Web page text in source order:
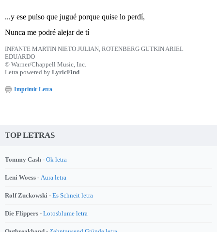
...y ese pulso que jugué porque quise lo perdí,
Nunca me podré alejar de tí
INFANTE MARTIN NIETO JULIAN, ROTENBERG GUTKIN ARIEL
EDUARDO
© Warner/Chappell Music, Inc.
Letra powered by LyricFind
Imprimir Letra
TOP LETRAS
Tommy Cash - Ok letra
Leni Woess - Aura letra
Rolf Zuckowski - Es Schneit letra
Die Flippers - Lotosblume letra